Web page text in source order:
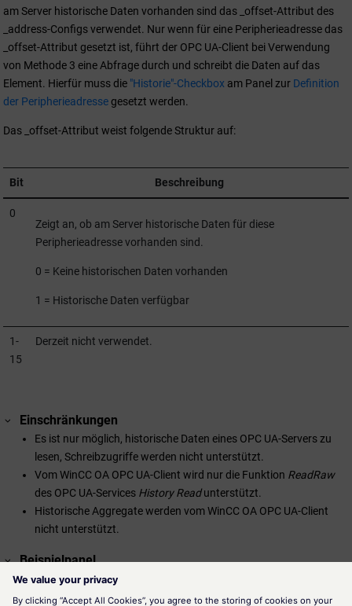
am Server historische Daten vorhanden sind das _offset-Attribut des
_address-Configs verwendet. Nur wenn für eine Peripherieadresse das
_offset-Attribut gesetzt ist, führt der OPC UA-Client bei Verwendung
von Methode 3 eine Abfrage durch und schreibt die Daten auf das
Element. Hierfür muss die "Historie"-Checkbox am Panel zur Definition
der Peripherieadresse gesetzt werden.
Das _offset-Attribut weist folgende Struktur auf:
Bit Beschreibung
0
Zeigt an, ob am Server historische Daten für diese
Peripherieadresse vorhanden sind.
0 = Keine historischen Daten vorhanden
1 = Historische Daten verfügbar
1-
15
Derzeit nicht verwendet.
Einschränkungen
Es ist nur möglich, historische Daten eines OPC UA-Servers zu
lesen, Schreibzugriffe werden nicht unterstützt.
VomWinCC OA OPC UA-Client wird nur die Funktion ReadRaw
des OPC UA-Services History Readunterstützt.
Historische Aggregate werden vomWinCC OA OPC UA-Client
nicht unterstützt.
Beispielpanel
Zusätzlich existiert ein Beispielpanel